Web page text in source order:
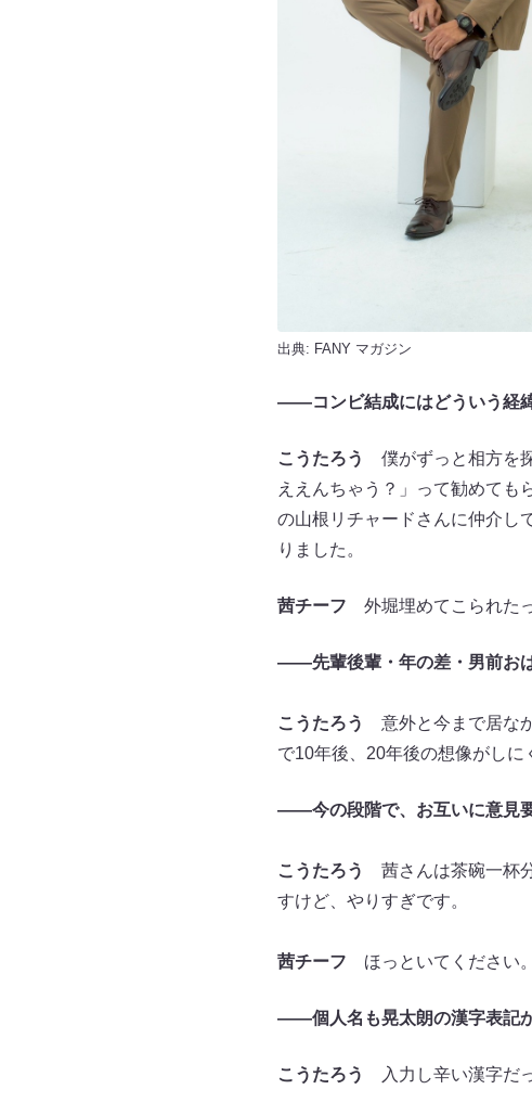
出典: FANY マガジン
——コンビ結成にはどういう経
こうたろう
僕がずっと相方を
ええんちゃう？」って勧めても
の山根リチャードさんに仲介し
りました。
茜チーフ 外堀埋めてこられた
——先輩後輩・年の差・男前お
こうたろう
意外と今まで居な
で10年後、20年後の想像がしに
——今の段階で、お互いに意見
こうたろう
茜さんは茶碗一杯
すけど、やりすぎです。
茜チーフ ほっといてください
——個人名も晃太朗の漢字表記
こうたろう 入力し辛い漢字だ